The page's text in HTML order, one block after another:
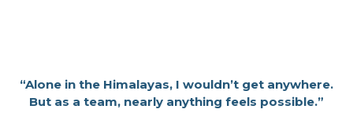
“Alone in the Himalayas, I wouldn’t get anywhere.
But as a team, nearly anything feels possible.”